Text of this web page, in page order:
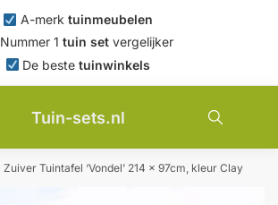
A-merk tuinmeubelen
Nummer 1 tuin set vergelijker
De bestetuinwinkels
Tuin-sets.nl
Zuiver Tuintafel ‘Vondel’ 214 x 97cm, kleur Clay